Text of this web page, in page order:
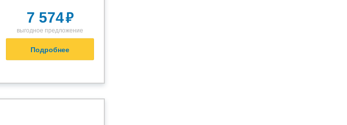
7 574₽
выгодное предложение
Подробнее